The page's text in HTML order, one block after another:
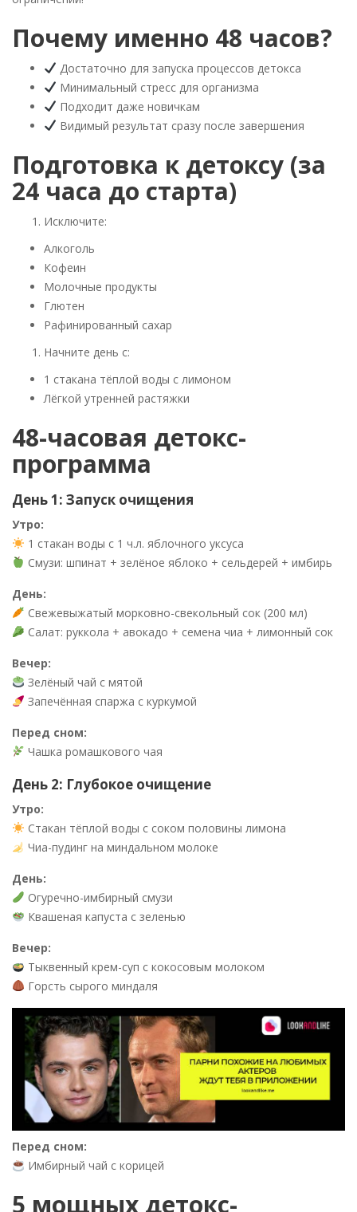
Почему именно 48 часов?
Достаточно для запуска процессов детокса
Минимальный стресс для организма
Подходит даже новичкам
Видимый результат сразу после завершения
Подготовка к детоксу (за
24 часа до старта)
Исключите:
Алкоголь
Кофеин
Молочные продукты
Глютен
Рафинированный сахар
Начните день с:
1 стакана тёплой воды с лимоном
Лёгкой утренней растяжки
48-часовая детокс-
программа
День 1: Запуск очищения
Утро:
1 стакан воды с 1 ч.л. яблочного уксуса
Смузи: шпинат + зелёное яблоко + сельдерей + имбирь
День:
Свежевыжатый морковно-свекольный сок (200 мл)
Салат: руккола + авокадо + семена чиа + лимонный сок
Вечер:
Зелёный чай с мятой
Запечённая спаржа с куркумой
Перед сном:
Чашка ромашкового чая
День 2: Глубокое очищение
Утро:
Стакан тёплой воды с соком половины лимона
Чиа-пудинг на миндальном молоке
День:
Огуречно-имбирный смузи
Квашеная капуста с зеленью
Вечер:
Тыквенный крем-суп с кокосовым молоком
Горсть сырого миндаля
Перед сном:
Имбирный чай с корицей
5 мощных детокс-